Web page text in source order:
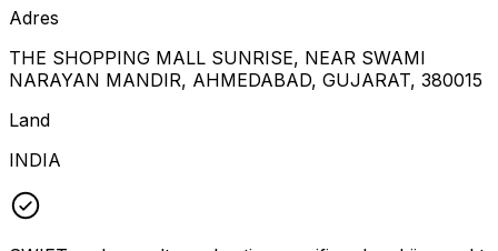
Adres
THE SHOPPING MALL SUNRISE, NEAR SWAMI
NARAYAN MANDIR, AHMEDABAD, GUJARAT, 380015
Land
INDIA